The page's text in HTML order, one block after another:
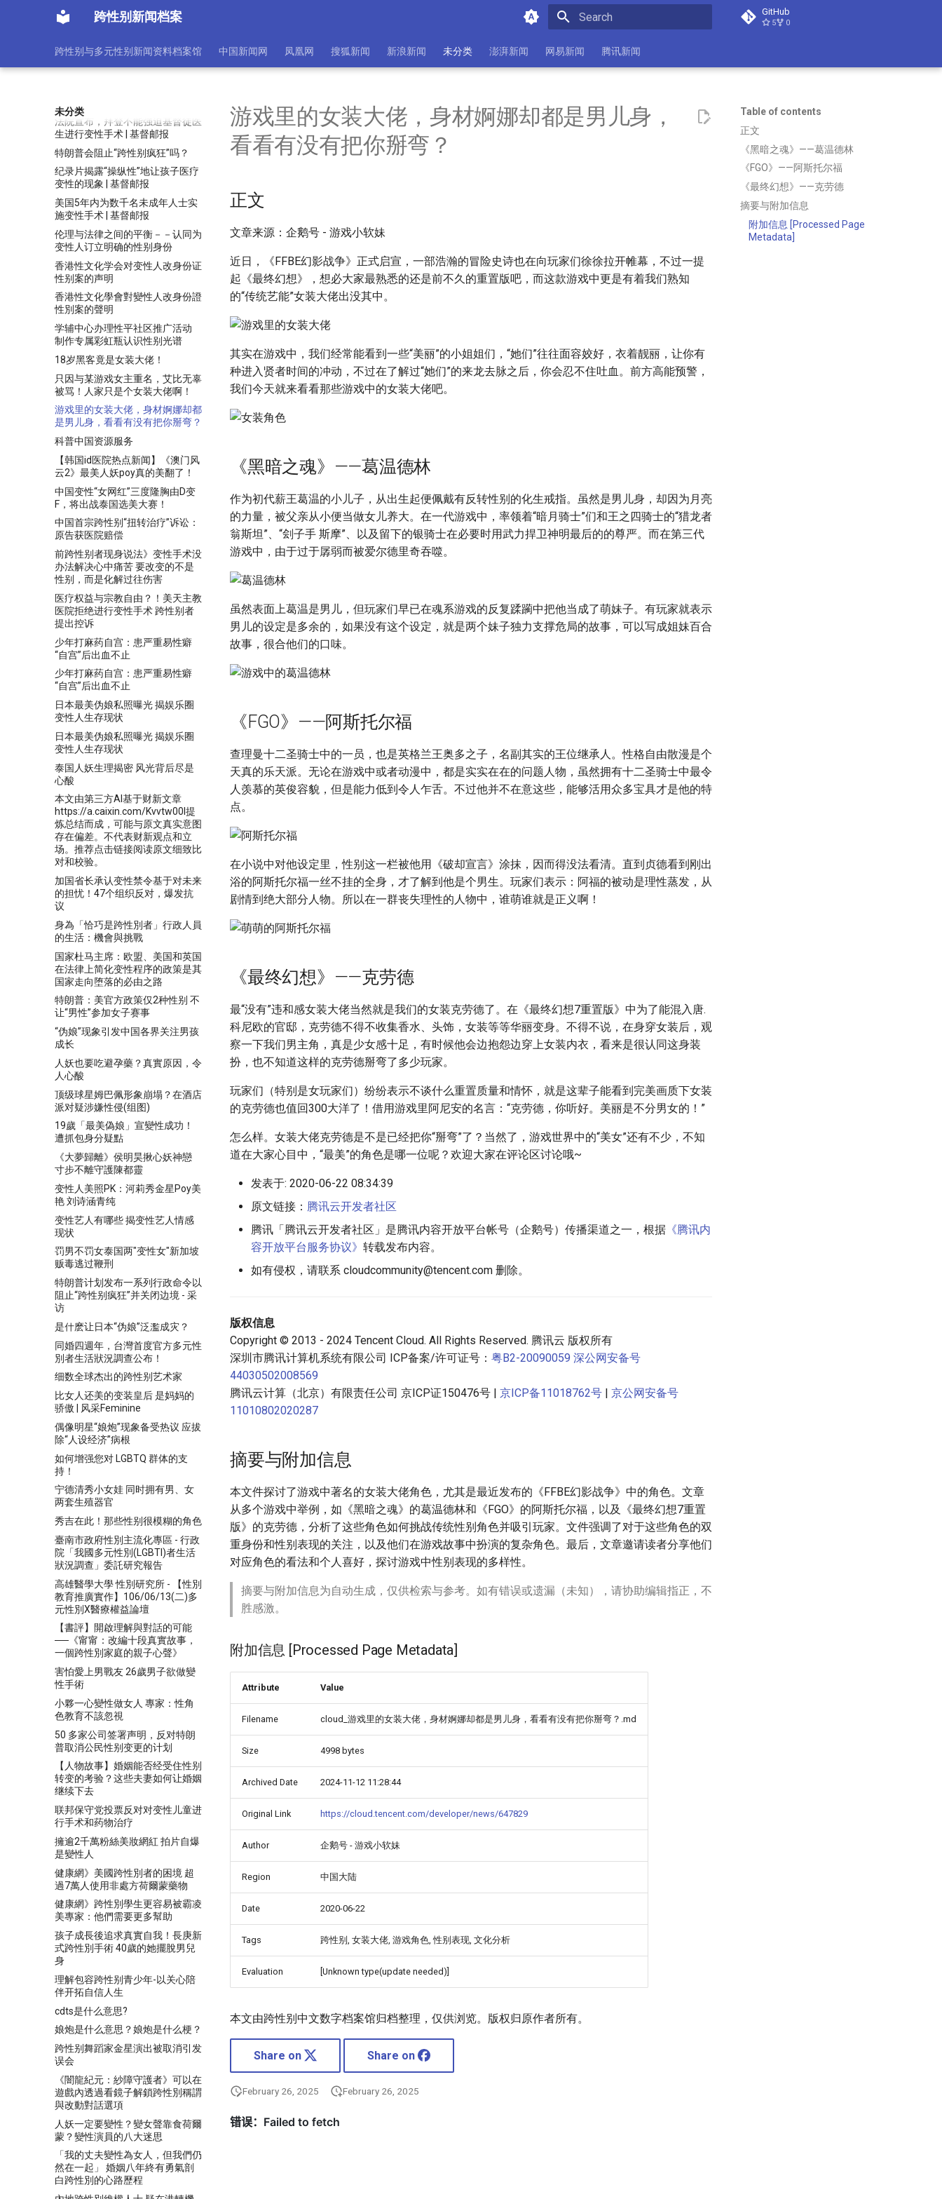
跨性别新闻档案 GitHub
5 0
跨性别与多元性别新闻资料档案馆 中国新闻网 凤凰网 搜狐新闻 新浪新闻 未分类 澎湃新闻 网易新闻 腾讯新闻
未分类
报告称美国是向青少年推行“极端
性别意识形态”和变性手术最放纵
新罕州禁止儿童变性手术、禁止男
生参加女子体育比赛 | 基督邮报
法院宣布，拜登不能强迫基督徒医
生进行变性手术 | 基督邮报
特朗普会阻止“跨性别疯狂”吗？
纪录片揭露“操纵性”地让孩子医疗
变性的现象 | 基督邮报
美国5年内为数千名未成年人士实
施变性手术 | 基督邮报
伦理与法律之间的平衡－－认同为
变性人订立明确的性别身份
香港性文化学会对变性人改身份证
性别案的声明
香港性文化學會對變性人改身份證
性別案的聲明
学辅中心办理性平社区推广活动
制作专属彩虹瓶认识性别光谱
18岁黑客竟是女装大佬！
只因与某游戏女主重名，艾比无辜
被骂！人家只是个女装大佬啊！
游戏里的女装大佬，身材婀娜却都
是男儿身，看看有没有把你掰弯？
科普中国资源服务
【韩国id医院热点新闻】《澳门风
云2》最美人妖poy真的美翻了！
中国变性“女网红”三度隆胸由D变
F，将出战泰国选美大赛！
中国首宗跨性别“扭转治疗”诉讼：
原告获医院赔偿
前跨性别者现身说法》变性手术没
办法解决心中痛苦 要改变的不是
性别，而是化解过往伤害
医疗权益与宗教自由？！美天主教
医院拒绝进行变性手术 跨性别者
提出控诉
少年打麻药自宫：患严重易性癖
“自宫”后出血不止
少年打麻药自宫：患严重易性癖
“自宫”后出血不止
日本最美伪娘私照曝光 揭娱乐圈
变性人生存现状
日本最美伪娘私照曝光 揭娱乐圈
变性人生存现状
泰国人妖生理揭密 风光背后尽是
心酸
本文由第三方AI基于财新文章
https://a.caixin.com/Kvvtw00l提
炼总结而成，可能与原文真实意图
存在偏差。不代表财新观点和立
场。推荐点击链接阅读原文细致比
对和校验。
加国省长承认变性禁令基于对未来
的担忧！47个组织反对，爆发抗
议
身為「恰巧是跨性別者」行政人員
的生活：機會與挑戰
国家杜马主席：欧盟、美国和英国
在法律上简化变性程序的政策是其
国家走向堕落的必由之路
特朗普：美官方政策仅2种性别 不
让“男性”参加女子赛事
“伪娘”现象引发中国各界关注男孩
成长
人妖也要吃避孕藥？真實原因，令
人心酸
顶级球星姆巴佩形象崩塌？在酒店
派对疑涉嫌性侵(组图)
19歲「最美偽娘」宣變性成功！
遭抓包身分疑點
《大夢歸離》侯明昊揪心妖神戀
寸步不離守護陳都靈
变性人美照PK：河莉秀金星Poy美
艳 刘诗涵青纯
变性艺人有哪些 揭变性艺人情感
现状
罚男不罚女泰国两"变性女"新加坡
贩毒逃过鞭刑
特朗普计划发布一系列行政命令以
阻止“跨性别疯狂”并关闭边境 - 采
访
是什麽让日本“伪娘”泛濫成灾？
同婚四週年，台灣首度官方多元性
別者生活狀況調查公布！
细数全球杰出的跨性别艺术家
比女人还美的变装皇后 是妈妈的
骄傲 | 风采Feminine
偶像明星“娘炮”现象备受热议 应拔
除“人设经济”病根
如何增强您对 LGBTQ 群体的支
持！
宁德清秀小女娃 同时拥有男、女
两套生殖器官
秀吉在此！那些性别很模糊的角色
臺南市政府性別主流化專區 - 行政
院「我國多元性別(LGBTI)者生活
狀況調查」委託研究報告
高雄醫學大學 性別研究所 - 【性別
教育推廣實作】106/06/13(二)多
元性別X醫療權益論壇
【書評】開啟理解與對話的可能
──《甯甯：改編十段真實故事，
一個跨性別家庭的親子心聲》
害怕愛上男戰友 26歲男子欲做變
性手術
小夥一心變性做女人 專家：性角
色教育不該忽視
50 多家公司签署声明，反对特朗
普取消公民性别变更的计划
【人物故事】婚姻能否经受住性别
转变的考验？这些夫妻如何让婚姻
继续下去
联邦保守党投票反对对变性儿童进
行手术和药物治疗
擁逾2千萬粉絲美妝網紅 拍片自爆
是變性人
健康網》美國跨性別者的困境 超
過7萬人使用非處方荷爾蒙藥物
健康網》跨性別學生更容易被霸凌
美專家：他們需要更多幫助
孩子成長後追求真實自我！長庚新
式跨性別手術 40歲的她擺脫男兒
身
理解包容跨性别青少年-以关心陪
伴开拓自信人生
cdts是什么意思?
娘炮是什么意思？娘炮是什么梗？
跨性别舞蹈家金星演出被取消引发
误会
《闇龍紀元：紗障守護者》可以在
遊戲內透過看鏡子解鎖跨性別稱謂
與改動對話選項
人妖一定要變性？變女聲靠食荷爾
蒙？變性演員的八大迷思
「我的丈夫變性為女人，但我們仍
然在一起」 婚姻八年終有勇氣剖
白跨性別的心路歷程
Table of contents
正文
《黑暗之魂》——葛温德林
《FGO》——阿斯托尔福
《最终幻想》——克劳德
摘要与附加信息
附加信息 [Processed Page
Metadata]
游戏里的女装大佬，身材婀娜却都是男儿身，
看看有没有把你掰弯？
正文
文章来源：企鹅号 - 游戏小软妹
近日，《FFBE幻影战争》正式启宣，一部浩瀚的冒险史诗也在向玩家们徐徐拉开帷幕，不过一提
起《最终幻想》，想必大家最熟悉的还是前不久的重置版吧，而这款游戏中更是有着我们熟知
的“传统艺能”女装大佬出没其中。
其实在游戏中，我们经常能看到一些“美丽”的小姐姐们，“她们”往往面容姣好，衣着靓丽，让你有
种进入贤者时间的冲动，不过在了解过“她们”的来龙去脉之后，你会忍不住吐血。前方高能预警，
我们今天就来看看那些游戏中的女装大佬吧。
《黑暗之魂》——葛温德林
作为初代薪王葛温的小儿子，从出生起便佩戴有反转性别的化生戒指。虽然是男儿身，却因为月亮
的力量，被父亲从小便当做女儿养大。在一代游戏中，率领着“暗月骑士”们和王之四骑士的“猎龙者
翁斯坦”、“刽子手 斯摩”、以及留下的银骑士在必要时用武力捍卫神明最后的的尊严。而在第三代
游戏中，由于过于孱弱而被爱尔德里奇吞噬。
虽然表面上葛温是男儿，但玩家们早已在魂系游戏的反复蹂躏中把他当成了萌妹子。有玩家就表示
男儿的设定是多余的，如果没有这个设定，就是两个妹子独力支撑危局的故事，可以写成姐妹百合
故事，很合他们的口味。
《FGO》——阿斯托尔福
查理曼十二圣骑士中的一员，也是英格兰王奥多之子，名副其实的王位继承人。性格自由散漫是个
天真的乐天派。无论在游戏中或者动漫中，都是实实在在的问题人物，虽然拥有十二圣骑士中最令
人羡慕的英俊容貌，但是能力低到令人乍舌。不过他并不在意这些，能够活用众多宝具才是他的特
点。
在小说中对他设定里，性别这一栏被他用《破却宣言》涂抹，因而得没法看清。直到贞德看到刚出
浴的阿斯托尔福一丝不挂的全身，才了解到他是个男生。玩家们表示：阿福的被动是理性蒸发，从
剧情到绝大部分人物。所以在一群丧失理性的人物中，谁萌谁就是正义啊！
《最终幻想》——克劳德
最“没有”违和感女装大佬当然就是我们的女装克劳德了。在《最终幻想7重置版》中为了能混入唐.
科尼欧的官邸，克劳德不得不收集香水、头饰，女装等等华丽变身。不得不说，在身穿女装后，观
察一下我们男主角，真是少女感十足，有时候他会边抱怨边穿上女装内衣，看来是很认同这身装
扮，也不知道这样的克劳德掰弯了多少玩家。
玩家们（特别是女玩家们）纷纷表示不谈什么重置质量和情怀，就是这辈子能看到完美画质下女装
的克劳德也值回300大洋了！借用游戏里阿尼安的名言：“克劳德，你听好。美丽是不分男女的！”
怎么样。女装大佬克劳德是不是已经把你“掰弯”了？当然了，游戏世界中的“美女”还有不少，不知
道在大家心目中，“最美”的角色是哪一位呢？欢迎大家在评论区讨论哦~
发表于: 2020-06-22 08:34:39
原文链接： 腾讯云开发者社区
腾讯「腾讯云开发者社区」是腾讯内容开放平台帐号（企鹅号）传播渠道之一，根据 《腾讯内
容开放平台服务协议》 转载发布内容。
如有侵权，请联系 cloudcommunity@tencent.com 删除。
版权信息
Copyright © 2013 - 2024 Tencent Cloud. All Rights Reserved. 腾讯云 版权所有
深圳市腾讯计算机系统有限公司 ICP备案/许可证号： 粤B2-20090059 深公网安备号
44030502008569
腾讯云计算（北京）有限责任公司 京ICP证150476号 | 京ICP备11018762号 | 京公网安备号
11010802020287
摘要与附加信息
本文件探讨了游戏中著名的女装大佬角色，尤其是最近发布的《FFBE幻影战争》中的角色。文章
从多个游戏中举例，如《黑暗之魂》的葛温德林和《FGO》的阿斯托尔福，以及《最终幻想7重置
版》的克劳德，分析了这些角色如何挑战传统性别角色并吸引玩家。文件强调了对于这些角色的双
重身份和性别表现的关注，以及他们在游戏故事中扮演的复杂角色。最后，文章邀请读者分享他们
对应角色的看法和个人喜好，探讨游戏中性别表现的多样性。
摘要与附加信息为自动生成，仅供检索与参考。如有错误或遗漏（未知），请协助编辑指正，不
胜感激。
附加信息 [Processed Page Metadata]
Attribute Value
Filename cloud_游戏里的女装大佬，身材婀娜却都是男儿身，看看有没有把你掰弯？.md
Size 4998 bytes
Archived Date 2024-11-12 11:28:44
Original Link https://cloud.tencent.com/developer/news/647829
Author 企鹅号 - 游戏小软妹
Region 中国大陆
Date 2020-06-22
Tags 跨性别, 女装大佬, 游戏角色, 性别表现, 文化分析
Evaluation [Unknown type(update needed)]
本文由跨性别中文数字档案馆归档整理，仅供浏览。版权归原作者所有。
Share on Share on
February 26, 2025 February 26, 2025